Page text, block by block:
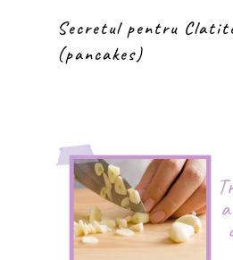
Secretul pentru
(pancakes)